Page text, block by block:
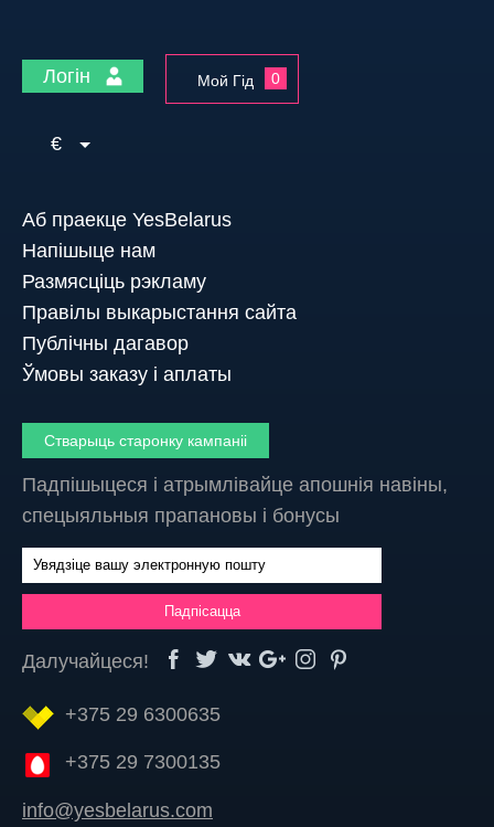
Логін Мой Гід 0
€
Аб праекце YesBelarus
Напішыце нам
Размясціць рэкламу
Правілы выкарыстання сайта
Публічны дагавор
Ўмовы заказу і аплаты
Стварыць старонку кампаніі
Падпішыцеся і атрымлівайце апошнія навіны,
спецыяльныя прапановы і бонусы
Далучайцеся!
+375 29 6300635
+375 29 7300135
info@yesbelarus.com